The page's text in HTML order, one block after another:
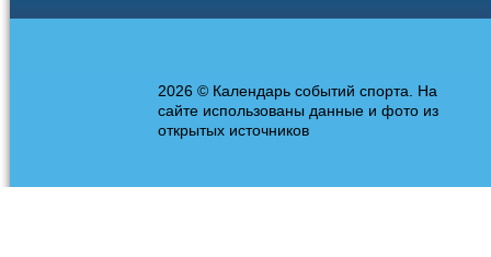
2026 © Календарь событий спорта. На
сайте использованы данные и фото из
открытых источников